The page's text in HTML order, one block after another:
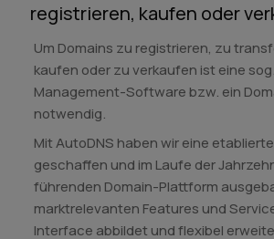
registrieren, kaufen oder
Um Domains zu registrieren, zu
kaufen oder zu verkaufen ist eine
Management-Software bzw. ein
notwendig.
Mit AutoDNS haben wir eine
geschaffen und im Laufe der
führenden Domain-Plattform
marktrelevanten Features und
Interface abbildet und flexibel